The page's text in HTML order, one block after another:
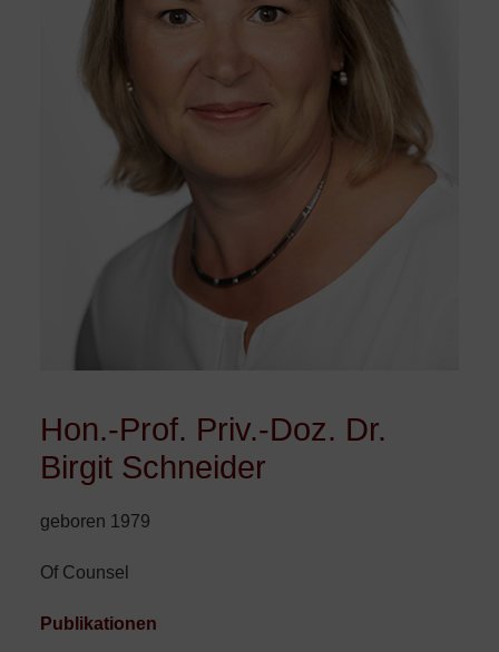
Hon.-Prof. Priv.-Doz. Dr.
Birgit Schneider
geboren 1979
Of Counsel
Publikationen